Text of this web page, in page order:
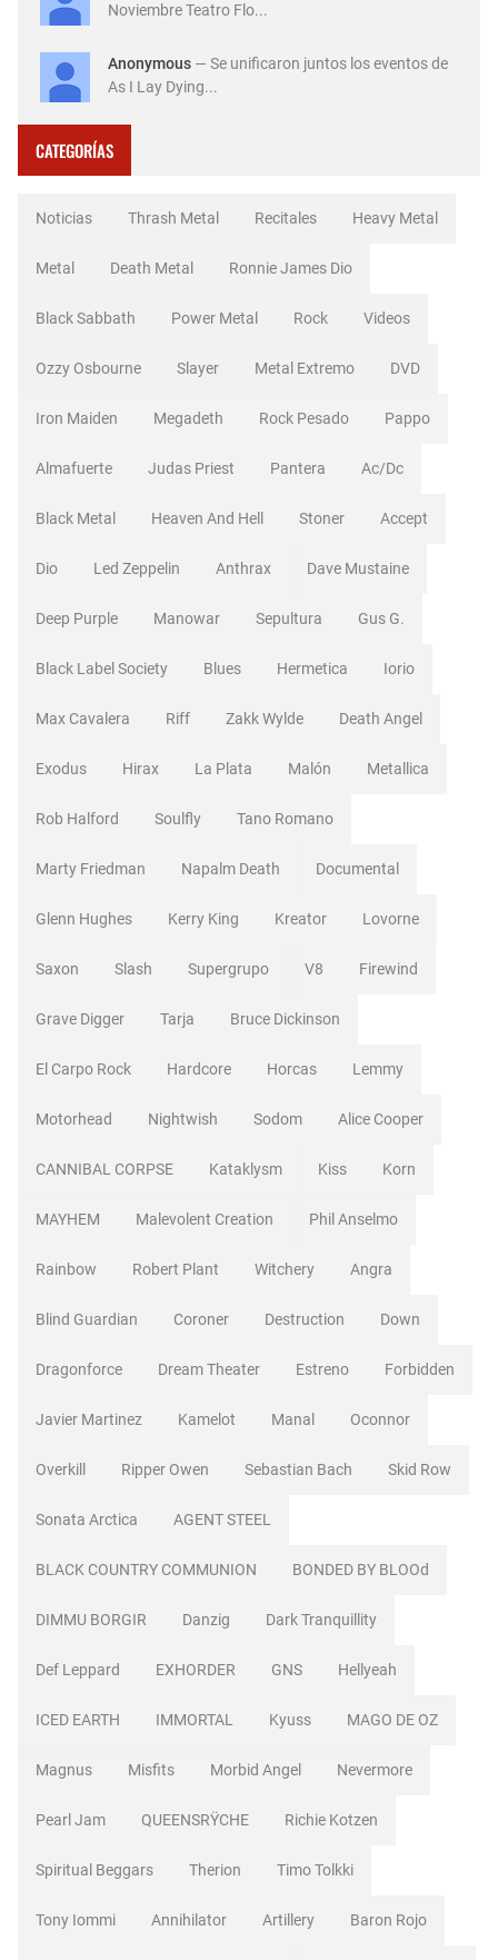
Noviembre Teatro Flo...
Anonymous — Se unificaron juntos los eventos de
As I Lay Dying...
CATEGORÍAS
Noticias Thrash Metal Recitales Heavy Metal
Metal Death Metal Ronnie James Dio
Black Sabbath Power Metal Rock Videos
Ozzy Osbourne Slayer Metal Extremo DVD
Iron Maiden Megadeth Rock Pesado Pappo
Almafuerte Judas Priest Pantera Ac/dc
Black Metal Heaven And Hell Stoner Accept
Dio Led Zeppelin Anthrax Dave Mustaine
Deep Purple Manowar Sepultura Gus G.
Black Label Society Blues Hermetica Iorio
Max Cavalera Riff Zakk Wylde Death Angel
Exodus Hirax La Plata Malón Metallica
Rob Halford Soulfly Tano Romano
Marty Friedman Napalm Death Documental
Glenn Hughes Kerry King Kreator Lovorne
Saxon Slash Supergrupo V8 Firewind
Grave Digger Tarja Bruce Dickinson
El Carpo Rock Hardcore Horcas Lemmy
Motorhead Nightwish Sodom Alice Cooper
CANNIBAL CORPSE Kataklysm Kiss Korn
MAYHEM Malevolent Creation Phil Anselmo
Rainbow Robert Plant Witchery Angra
Blind Guardian Coroner Destruction Down
Dragonforce Dream Theater Estreno Forbidden
Javier Martinez Kamelot Manal Oconnor
Overkill Ripper Owen Sebastian Bach Skid Row
Sonata Arctica AGENT STEEL
BLACK COUNTRY COMMUNION BONDED BY BLOOd
DIMMU BORGIR Danzig Dark Tranquillity
Def Leppard EXHORDER GNS Hellyeah
ICED EARTH IMMORTAL Kyuss MAGO DE OZ
Magnus Misfits Morbid Angel Nevermore
Pearl Jam QUEENSRŸCHE Richie Kotzen
Spiritual Beggars Therion Timo Tolkki
Tony Iommi Annihilator Artillery Baron Rojo